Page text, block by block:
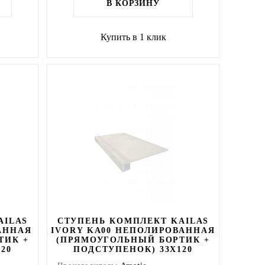
В КОРЗИНУ
Купить в 1 клик
+
СТУПЕНЬ КОМПЛЕКТ KAILAS
IVORY KA00 НЕПОЛИРОВАННАЯ
(ПРЯМОУГОЛЬНЫЙ БОРТИК +
ПОДСТУПЕНОК) 33X120